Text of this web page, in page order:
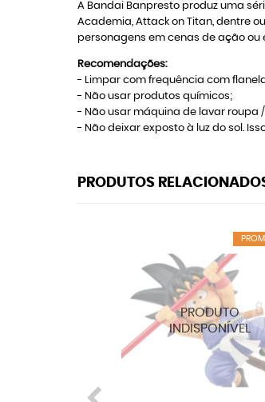
A Bandai Banpresto produz uma
Academia, Attack on Titan, dentre
personagens em cenas de ação ou
Recomendações:
- Limpar com frequência com
- Não usar produtos químicos;
- Não usar máquina de lavar roupa
- Não deixar exposto à luz do sol.
PRODUTOS